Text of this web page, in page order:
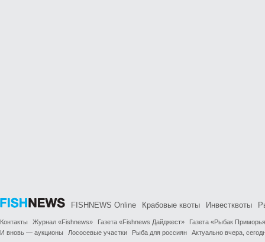
FISHNEWS Online Крабовые квоты Инвестквоты
Контакты Журнал «Fishnews» Газета «Fishnews Дайджест»
Газета «Рыбак
И вновь — аукционы
Лососевые участки Рыба для россиян Актуально вчера,